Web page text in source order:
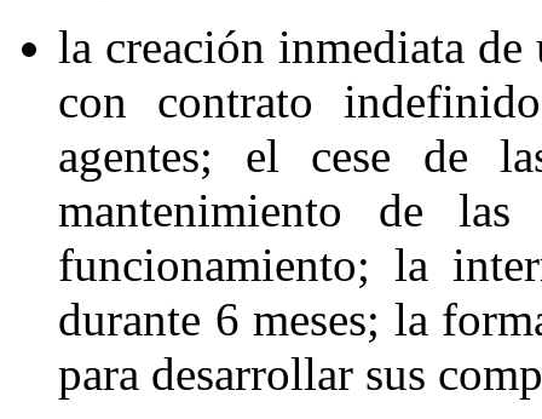
la creación inmediata de
con contrato
agentes; el cese de
mantenimiento de
funcionamiento; la
durante 6 meses; la
para desarrollar sus